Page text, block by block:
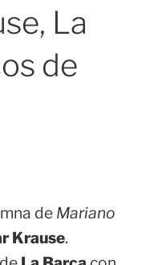
La
de
de Mariano
Krause.